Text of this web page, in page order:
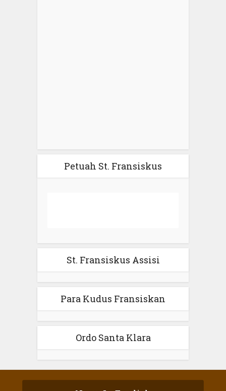
Petuah St. Fransiskus
St. Fransiskus Assisi
Para Kudus Fransiskan
Ordo Santa Klara